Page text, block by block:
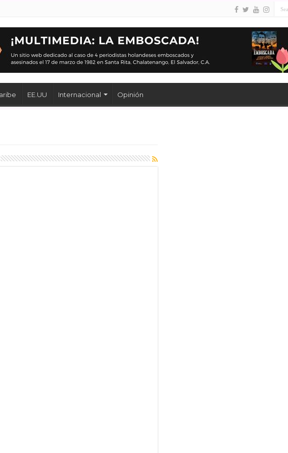
EE.UU Internacional Opinión